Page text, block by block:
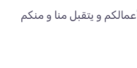
و يتقبل منا و منكم